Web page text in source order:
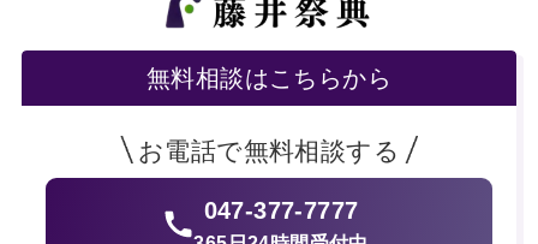
無料相談はこちらから
お電話で無料相談する
047-377-7777